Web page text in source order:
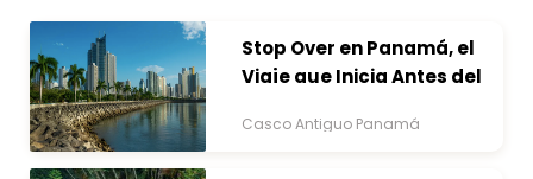
Stop Over en Panamá, el
Viaje que Inicia Antes del
Casco Antiguo Panamá